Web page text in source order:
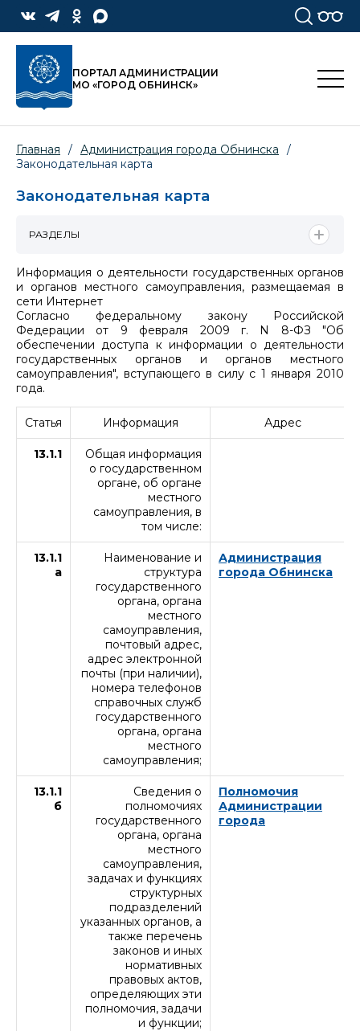
ПОРТАЛ АДМИНИСТРАЦИИ
МО «ГОРОД ОБНИНСК»
Главная / Администрация города Обнинска
/
Законодательная карта
Законодательная карта
Информация о деятельности государственных органов
и органов местного самоуправления, размещаемая в
сети Интернет
Согласно федеральному закону Российской
Федерации от 9 февраля 2009 г. N 8-ФЗ "Об
обеспечении доступа к информации о деятельности
государственных органов и органов местного
самоуправления", вступающего в силу с 1 января 2010
года.
Статья Информация Адрес
13.1.1
Общая информация
о государственном
органе, об органе
местного
самоуправления, в
том числе:
13.1.1
а
Наименование и
структура
государственного
органа, органа
местного
самоуправления,
почтовый адрес,
адрес электронной
почты (при наличии),
номера телефонов
справочных служб
государственного
органа, органа
местного
самоуправления;
Администрация
города Обнинска
13.1.1
б
Сведения о
полномочиях
государственного
органа, органа
местного
самоуправления,
задачах и функциях
структурных
подразделений
указанных органов, а
также перечень
законов и иных
нормативных
правовых актов,
определяющих эти
полномочия, задачи
и функции;
Полномочия
Администрации
города
РАЗДЕЛЫ